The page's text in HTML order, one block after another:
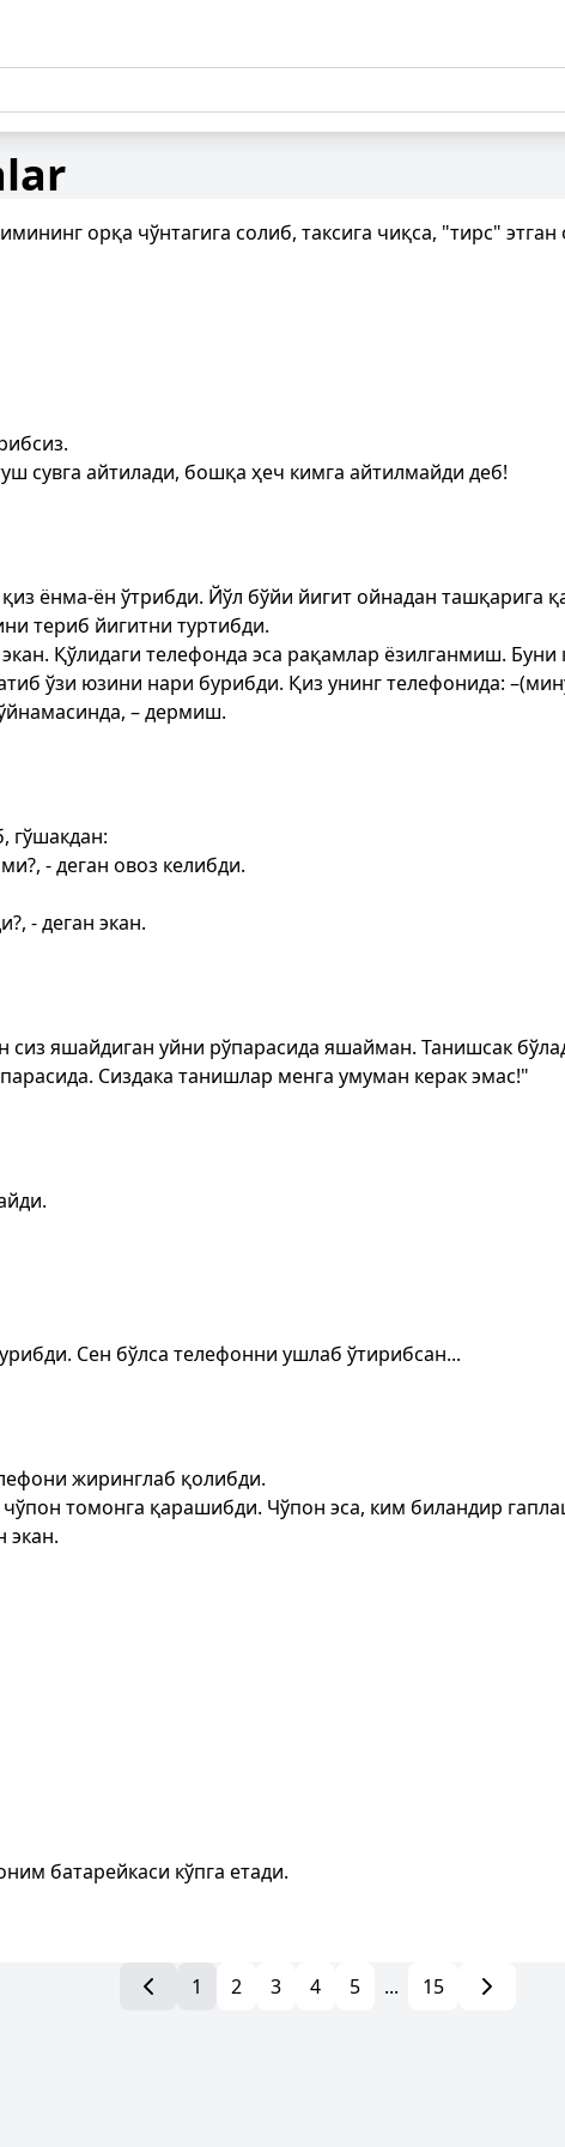
орқа чўнтагига солиб, таксига чиқса, "тирс"
сувга айтилади, бошқа ҳеч кимга айтилмайди деб!
ёнма-ён ўтрибди. Йўл бўйи йигит ойнадан ташқарига
териб йигитни туртибди.
Қўлидаги телефонда эса рақамлар ёзилганмиш.
ўзи юзини нари бурибди. Қиз унинг телефонида:
– дермиш.
гўшакдан:
- деган овоз келибди.
- деган экан.
яшайдиган уйни рўпарасида яшайман. Танишсак
Сиздака танишлар менга умуман керак эмас!"
Сен бўлса телефонни ушлаб ўтирибсан...
жиринглаб қолибди.
томонга қарашибди. Чўпон эса, ким биландир
экан.
батарейкаси кўпга етади.
1 2 3 4 5 ... 15